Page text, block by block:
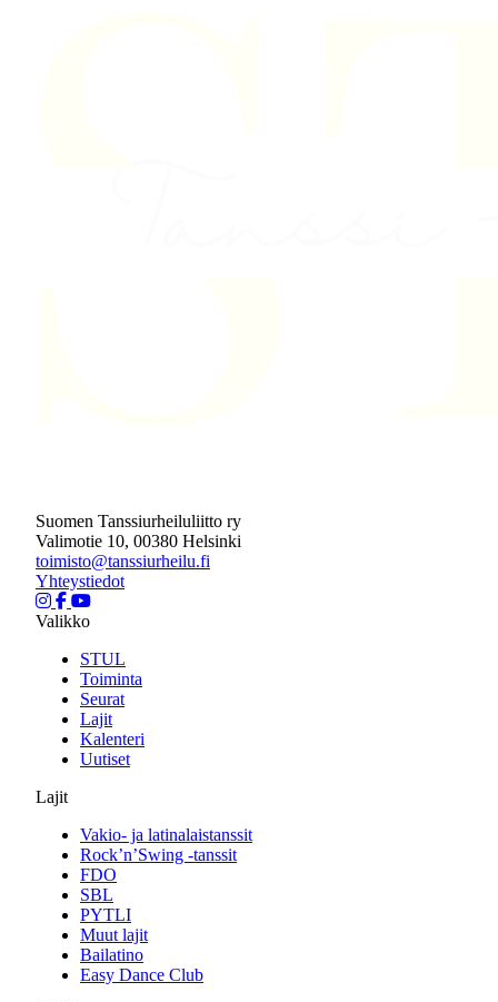
Suomen Tanssiurheiluliitto ry
Valimotie 10, 00380 Helsinki
toimisto@tanssiurheilu.fi
Yhteystiedot
Valikko
STUL
Toiminta
Seurat
Lajit
Kalenteri
Uutiset
Lajit
Vakio- ja latinalaistanssit
Rock’n’Swing -tanssit
FDO
SBL
PYTLI
Muut lajit
Bailatino
Easy Dance Club